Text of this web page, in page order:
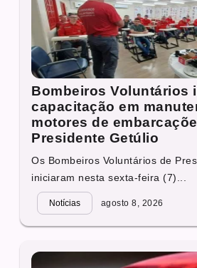
Bombeiros Voluntários
capacitação em
motores de
Presidente Getúlio
Os Bombeiros Voluntários de
iniciaram nesta sexta-feira (7)...
Notícias agosto 8, 2026